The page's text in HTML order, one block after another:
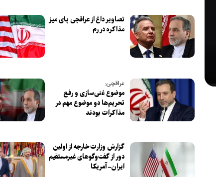
تصاویر داغ از عراقچی پای میز
مذاکره در رم
عراقچی:
موضوع غنی‌سازی و رفع
تحریم‌ها دو موضوع مهم در
مذاکرات بودند
گزارش وزارت خارجه از اولین
دور از گفت‌و‌گو‌های غیرمستقیم
ایران-آمریکا